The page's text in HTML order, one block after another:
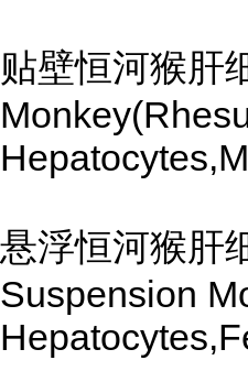
贴壁恒河猴肝
悬浮恒河猴肝
Suspension